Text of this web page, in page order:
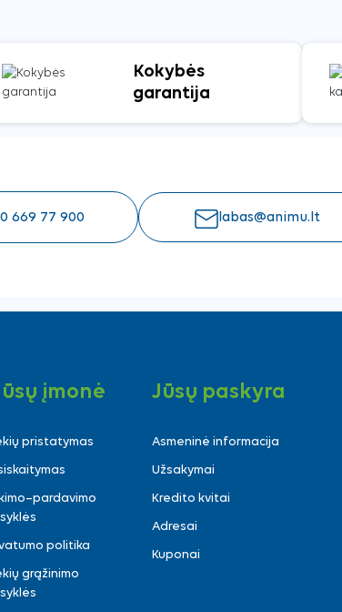
Kokybės
garantija
669 77 900 labas@animu.lt
įmonė
pristatymas
politika
grąžinimo
Jūsų paskyra
Asmeninė informacija
Užsakymai
Kredito kvitai
Adresai
Kuponai